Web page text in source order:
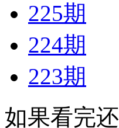
225期
224期
223期
如果看完